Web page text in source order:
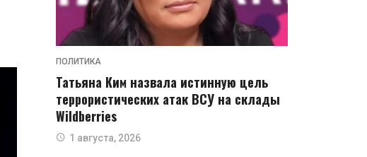
ПОЛИТИКА
Татьяна Ким назвала истинную цель
террористических атак ВСУ на склады
Wildberries
1 августа, 2026